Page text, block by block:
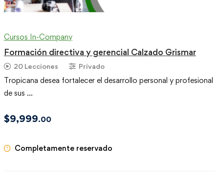
Cursos In-Company
Formación directiva y gerencial Calzado Grismar
20 Lecciones Privado
Tropicana desea fortalecer el desarrollo personal y profesional
de sus …
$9,999.00
Completamente reservado